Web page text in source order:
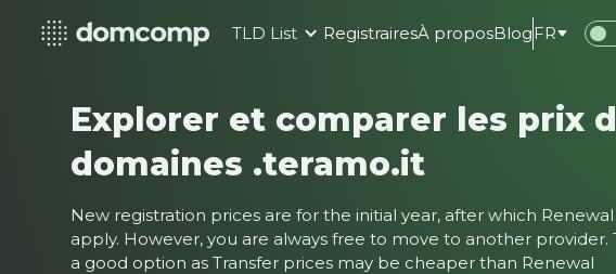
TLD List RegistrairesÀ proposBlog FR
Explorer et comparer les prix
domaines .teramo.it
New registration prices are for the initial year, after which
apply. However, you are always free to move to another provider.
a good option as Transfer prices may be cheaper than Renewal